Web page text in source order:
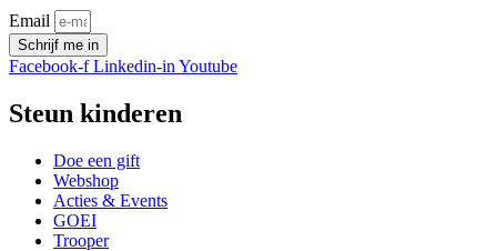
Email
Schrijf me in
Facebook-f Linkedin-in Youtube
Steun kinderen
Doe een gift
Webshop
Acties & Events
GOEI
Trooper